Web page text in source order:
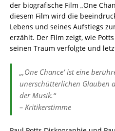
der biografische Film „One
diesem Film wird die
Lebens und seines Aufstiegs
erzählt. Der Film zeigt, wie
seinen Traum verfolgte und
„‚One Chance‘ ist eine
unerschütterlichen Glauben
der Musik.“
– Kritikerstimme